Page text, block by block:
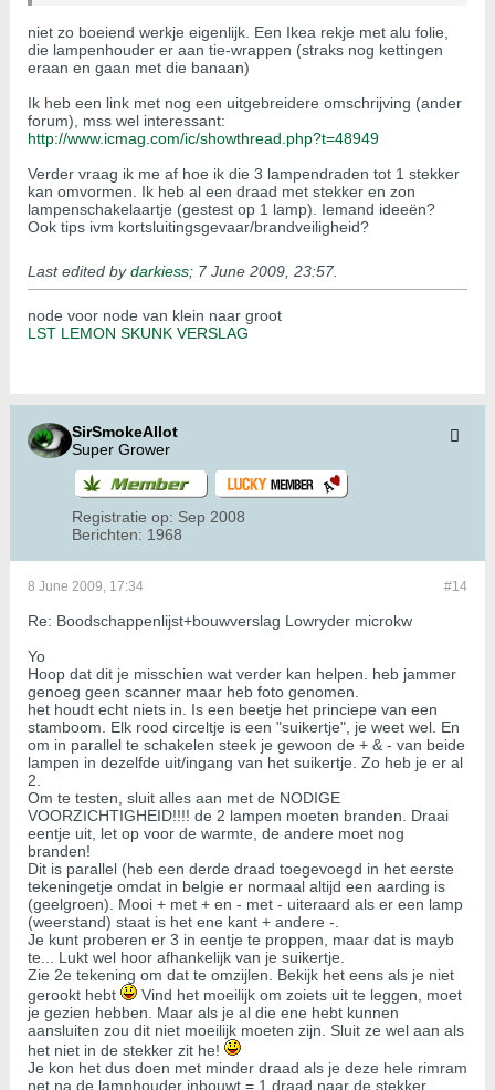
niet zo boeiend werkje eigenlijk. Een Ikea rekje met alu folie,
die lampenhouder er aan tie-wrappen (straks nog kettingen
eraan en gaan met die banaan)
Ik heb een link met nog een uitgebreidere omschrijving (ander
forum), mss wel interessant:
http://www.icmag.com/ic/showthread.php?t=48949
Verder vraag ik me af hoe ik die 3 lampendraden tot 1 stekker
kan omvormen. Ik heb al een draad met stekker en zon
lampenschakelaartje (gestest op 1 lamp). Iemand ideeën?
Ook tips ivm kortsluitingsgevaar/brandveiligheid?
Last edited bydarkiess; 7 June 2009, 23:57.
node voor node van klein naar groot
LST LEMON SKUNK VERSLAG
SirSmokeAllot
Super Grower
Registratie op: Sep 2008
Berichten: 1968
#14
8 June 2009, 17:34
Re: Boodschappenlijst+bouwverslag Lowryder microkw
Yo
Hoop dat dit je misschien wat verder kan helpen. heb jammer
genoeg geen scanner maar heb foto genomen.
het houdt echt niets in. Is een beetje het princiepe van een
stamboom. Elk rood circeltje is een "suikertje", je weet wel. En
om in parallel te schakelen steek je gewoon de + & - van beide
lampen in dezelfde uit/ingang van het suikertje. Zo heb je er al
2.
Om te testen, sluit alles aan met de NODIGE
VOORZICHTIGHEID!!!! de 2 lampen moeten branden. Draai
eentje uit, let op voor de warmte, de andere moet nog
branden!
Dit is parallel (heb een derde draad toegevoegd in het eerste
tekeningetje omdat in belgie er normaal altijd een aarding is
(geelgroen). Mooi + met + en - met - uiteraard als er een lamp
(weerstand) staat is het ene kant + andere -.
Je kunt proberen er 3 in eentje te proppen, maar dat is mayb
te... Lukt wel hoor afhankelijk van je suikertje.
Zie 2e tekening om dat te omzijlen. Bekijk het eens als je niet
gerookt hebt
Vind het moeilijk om zoiets uit te leggen, moet
je gezien hebben. Maar als je al die ene hebt kunnen
aansluiten zou dit niet moeilijk moeten zijn. Sluit ze wel aan als
het niet in de stekker zit he!
Je kon het dus doen met minder draad als je deze hele rimram
net na de lamphouder inbouwt = 1 draad naar de stekker.